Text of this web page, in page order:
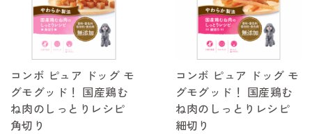
コンボ ピュア ドッグ モ
グモグッド！ 国産鶏む
ね肉のしっとりレシピ
角切り
コンボ ピュア ドッグ モ
グモグッド！ 国産鶏む
ね肉のしっとりレシピ
細切り